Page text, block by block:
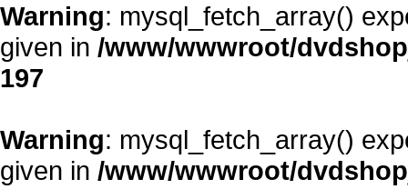
Warning: mysql_fetch_array()
given in /www/wwwroot/
197
Warning: mysql_fetch_array()
given in /www/wwwroot/